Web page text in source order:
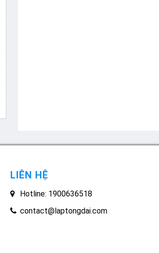
LIÊN HỆ
Hotline: 1900636518
contact@laptongdai.com